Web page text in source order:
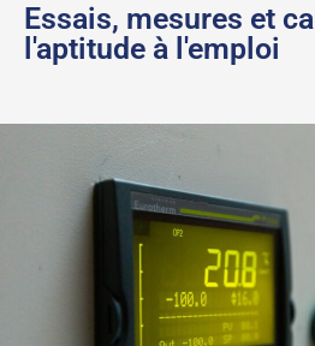
Essais, mesures et
l'aptitude à l'emploi